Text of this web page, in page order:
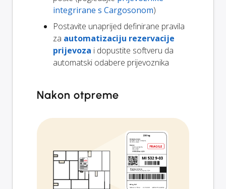
integrirane s Cargosonom)
Postavite unaprijed definirane pravila
za automatizaciju rezervacije
prijevoza i dopustite softveru da
automatski odabere prijevoznika
Nakon otpreme